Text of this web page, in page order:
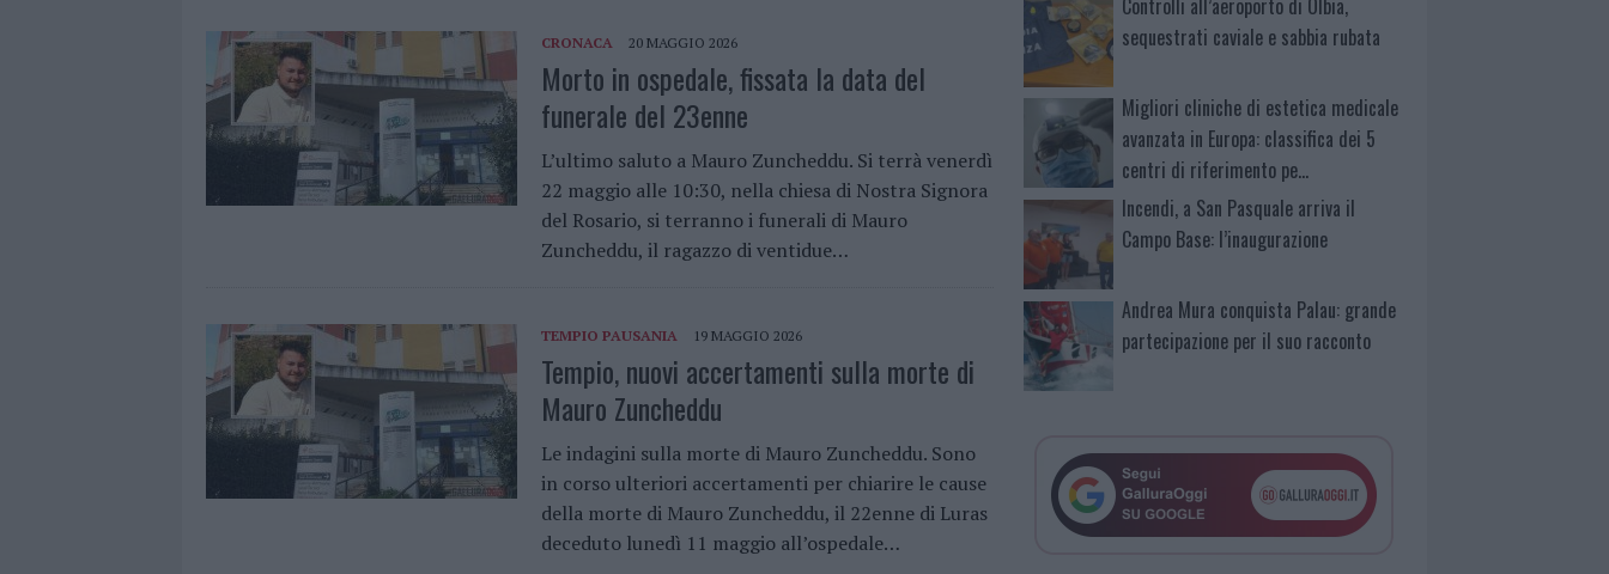
CRONACA 20 MAGGIO 2026
Morto in ospedale, fissata la data del
funerale del 23enne
L’ultimo saluto a Mauro Zuncheddu. Si terrà venerdì
22 maggio alle 10:30, nella chiesa di Nostra Signora
del Rosario, si terranno i funerali di Mauro
Zuncheddu, il ragazzo di ventidue…
TEMPIO PAUSANIA 19 MAGGIO 2026
Tempio, nuovi accertamenti sulla morte di
Mauro Zuncheddu
Le indagini sulla morte di Mauro Zuncheddu. Sono
in corso ulteriori accertamenti per chiarire le cause
della morte di Mauro Zuncheddu, il 22enne di Luras
deceduto lunedì 11 maggio all’ospedale…
Controlli all’aeroporto di Olbia,
sequestrati caviale e sabbia rubata
Migliori cliniche di estetica medicale
avanzata in Europa: classifica dei 5
centri di riferimento pe…
Incendi, a San Pasquale arriva il
Campo Base: l’inaugurazione
Andrea Mura conquista Palau: grande
partecipazione per il suo racconto